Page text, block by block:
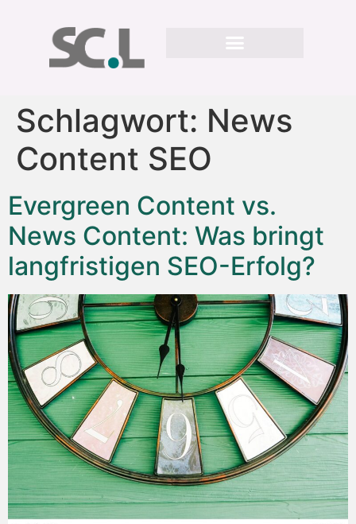
Schlagwort: News
Content SEO
Evergreen Content vs.
News Content: Was bringt
langfristigen SEO-Erfolg?